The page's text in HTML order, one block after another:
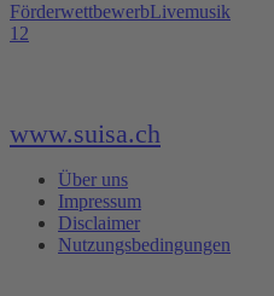
FörderwettbewerbLivemusik
1 2
www.suisa.ch
Über uns
Impressum
Disclaimer
Nutzungsbedingungen